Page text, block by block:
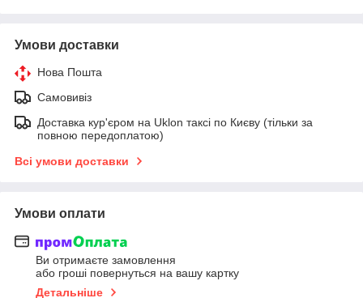
Умови доставки
Нова Пошта
Самовивіз
Доставка кур'єром на Uklon таксі по Києву (тільки за
повною передоплатою)
Всі умови доставки
Умови оплати
Ви отримаєте замовлення
або гроші повернуться на вашу картку
Детальніше